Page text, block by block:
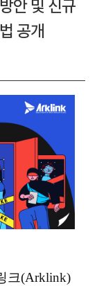
안 및 신규
공개
크(Arklink)